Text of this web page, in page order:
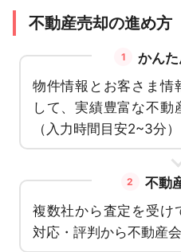
不動産売却の進め方
1
かん
物件情報とお客さま情
して、実績豊富な不動
（入力時間目安2~3分）
2
不動
複数社から査定を受け
対応・評判から不動産会